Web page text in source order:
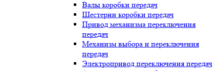
Валы коробки передач
Шестерни коробки передач
Привод механизма переключения
передач
Механизм выбора и переключения
передач
Электропривод переключения передач